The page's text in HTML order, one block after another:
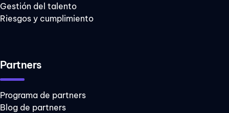
Gestión del talento
Riesgos y cumplimiento
Partners
Programa de partners
Blog de partners